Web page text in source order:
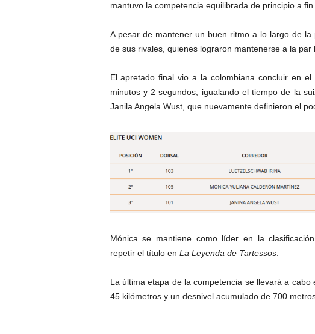
mantuvo la competencia equilibrada de principio a fin.
A pesar de mantener un buen ritmo a lo largo de
de sus rivales, quienes lograron mantenerse a la par
El apretado final vio a la colombiana concluir en
minutos y 2 segundos, igualando el tiempo de la
Janila Angela Wust, que nuevamente definieron el
Mónica se mantiene como líder en la
repetir el título en La Leyenda de Tartessos.
La última etapa de la competencia se llevará a
45 kilómetros y un desnivel acumulado de 700